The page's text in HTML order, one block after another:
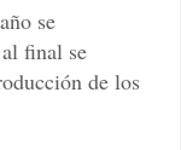
se
final se
de los